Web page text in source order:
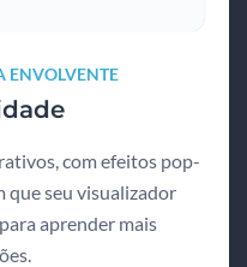
ENVOLVENTE
com efeitos pop-
que seu visualizador
aprender mais